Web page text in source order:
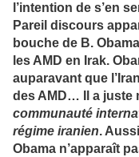
l’intention de s’en
Pareil discours
bouche de B.
les AMD en Irak.
auparavant que l’Iran
des AMD… Il a juste
communauté
régime iranien.
Obama n’apparaît